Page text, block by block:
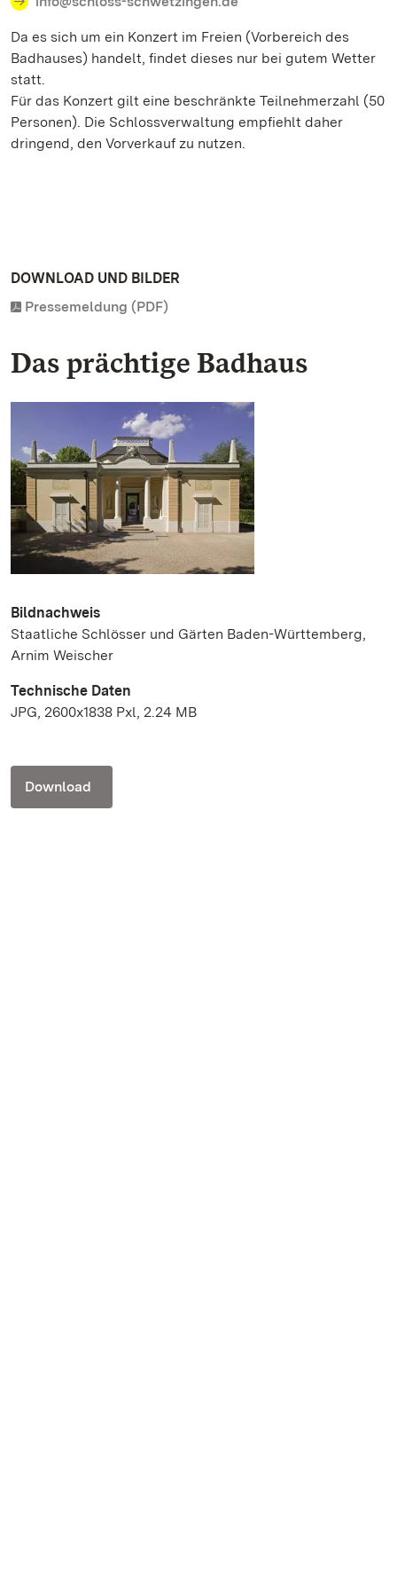
Da es sich um ein Konzert im Freien (Vorbereich des
Badhauses) handelt, findet dieses nur bei gutem Wetter
statt.
Für das Konzert gilt eine beschränkte Teilnehmerzahl (50
Personen). Die Schlossverwaltung empfiehlt daher
dringend, den Vorverkauf zu nutzen.
DOWNLOAD UND BILDER
Pressemeldung (PDF)
Das prächtige Badhaus
Bildnachweis
Staatliche Schlösser und Gärten Baden-Württemberg,
Arnim Weischer
Technische Daten
JPG, 2600x1838 Pxl, 2.24 MB
Download